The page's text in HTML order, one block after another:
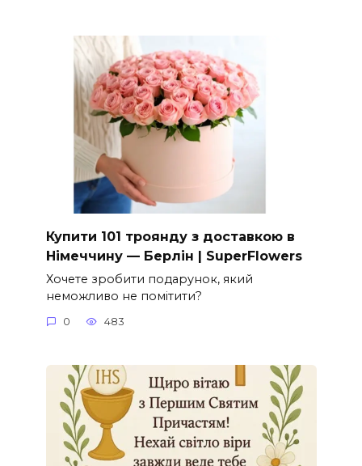
Купити 101 троянду з доставкою в
Німеччину — Берлін | SuperFlowers
Хочете зробити подарунок, який
неможливо не помітити?
0 483